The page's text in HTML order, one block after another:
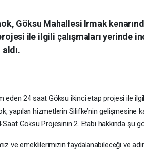
Göksu Mahallesi Irmak
ile ilgili çalışmaları yerinde
eden 24 saat Göksu ikinci etap projesi ile
yapılan hizmetlerin Silifke’nin gelişmesine
Göksu Projesinin 2. Etabı hakkında şu
ve emeklilerimizin faydalanabileceği ve